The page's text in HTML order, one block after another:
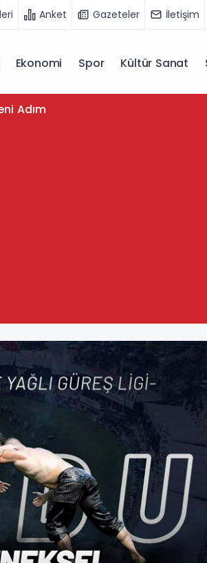
Anket Gazeteler İletişim
Ekonomi Spor Kültür Sanat
Adım